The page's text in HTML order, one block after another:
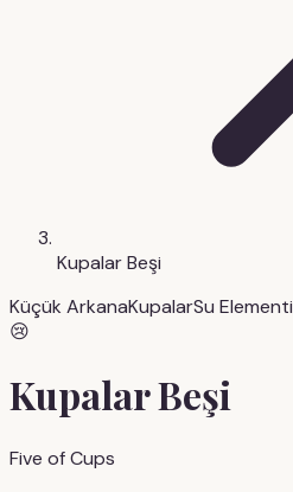
Kupalar Beşi
Küçük ArkanaKupalarSu Elementi
😢
Kupalar Beşi
Five of Cups